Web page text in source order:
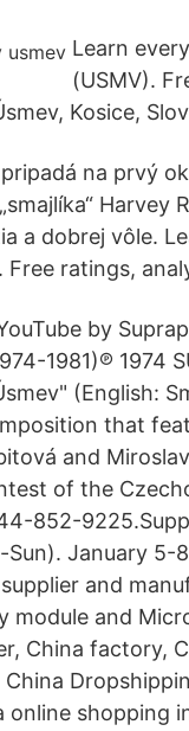
Learn
(USMV).
Kosice,
na prvý
Harvey
a dobrej vôle.
Free ratings,
by
1981)℗ 1974
(English:
that
and
of the
852-
Sun). January 5-
and
module and
China factory,
online shopping